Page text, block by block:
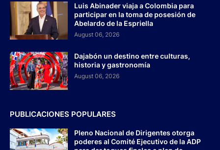
Luis Abinader viaja a Colombia para
participar en la toma de posesión de
Abelardo de la Espriella
August 06, 2026
Dajabón un destino entre culturas,
historia y gastronomía
August 06, 2026
PUBLICACIONES POPULARES
Pleno Nacional de Dirigentes otorga
poderes al Comité Ejecutivo de la ADP